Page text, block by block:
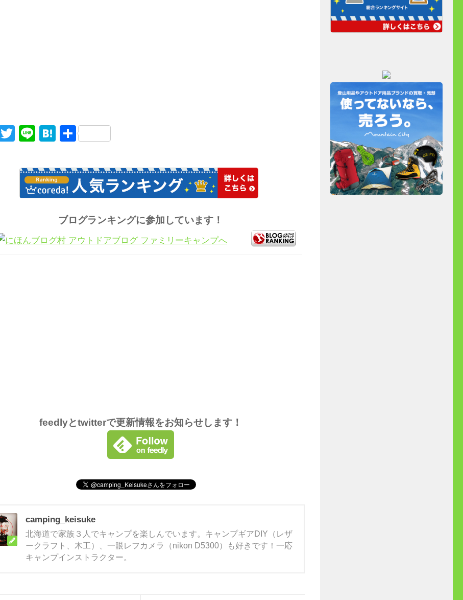
Facebook
TwitterLineHatena
共
ブログランキングに参加しています！
feedlyとtwitterで更新情報をお知らせします！
camping_keisuke
北海道で家族３人でキャンプを楽しんでいます。キャンプギアDIY（レザ
ークラフト、木工）、一眼レフカメラ（nikon D5300）も好きです！一応
キャンプインストラクター。